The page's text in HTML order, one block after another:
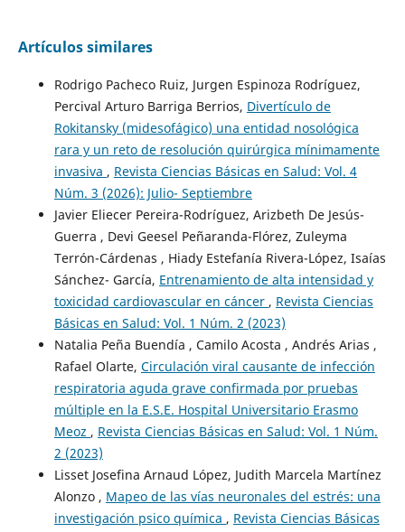
Artículos similares
Rodrigo Pacheco Ruiz, Jurgen Espinoza Rodríguez,
Percival Arturo Barriga Berrios, Divertículo de
Rokitansky (midesofágico) una entidad nosológica
rara y un reto de resolución quirúrgica mínimamente
invasiva , Revista Ciencias Básicas en Salud: Vol. 4
Núm. 3 (2026): Julio- Septiembre
Javier Eliecer Pereira-Rodríguez, Arizbeth De Jesús-
Guerra , Devi Geesel Peñaranda-Flórez, Zuleyma
Terrón-Cárdenas , Hiady Estefanía Rivera-López, Isaías
Sánchez- García, Entrenamiento de alta intensidad y
toxicidad cardiovascular en cáncer , Revista Ciencias
Básicas en Salud: Vol. 1 Núm. 2 (2023)
Natalia Peña Buendía , Camilo Acosta , Andrés Arias ,
Rafael Olarte, Circulación viral causante de infección
respiratoria aguda grave confirmada por pruebas
múltiple en la E.S.E. Hospital Universitario Erasmo
Meoz , Revista Ciencias Básicas en Salud: Vol. 1 Núm.
2 (2023)
Lisset Josefina Arnaud López, Judith Marcela Martínez
Alonzo , Mapeo de las vías neuronales del estrés: una
investigación psico química , Revista Ciencias Básicas